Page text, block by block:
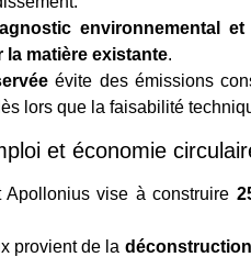
environnemental et
la matière existante.
évite des émissions
lors que la faisabilité
et économie
Apollonius vise à construire
provient de la